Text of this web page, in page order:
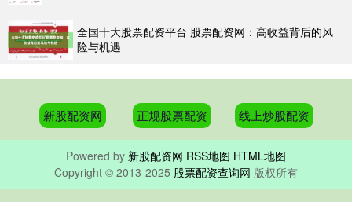
全国十大股票配资平台 股票配资网：高收益背后的风
险与机遇
新股配资网 正规股票配资 线上炒股配资
Powered by 新股配资网 RSS地图 HTML地图
Copyright © 2013-2025 股票配资查询网 版权所有